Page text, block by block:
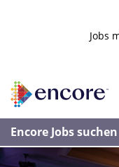
Jobs
Encore Jobs suchen